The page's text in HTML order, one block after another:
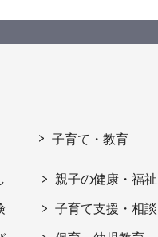
子育て・教育
親子の健康・福祉
子育て支援・相談